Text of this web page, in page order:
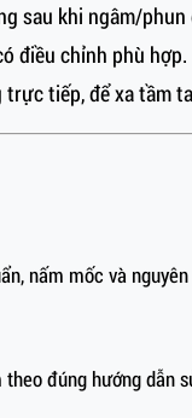
sau khi ngâm/
điều chỉnh phù hợp.
tiếp, để xa tầm
nấm mốc và
đúng hướng dẫn